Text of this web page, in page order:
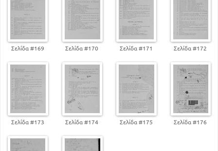
Σελίδα #169 Σελίδα #170 Σελίδα #171 Σελίδα #172
Σελίδα #173 Σελίδα #174 Σελίδα #175 Σελίδα #176